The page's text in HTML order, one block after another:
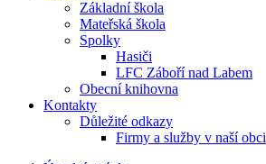
Základní škola
Mateřská škola
Spolky
Hasiči
LFC Záboří nad Labem
Obecní knihovna
Kontakty
Důležité odkazy
Firmy a služby v naší obci